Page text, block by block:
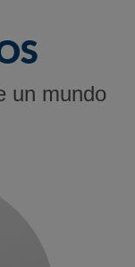
un mundo